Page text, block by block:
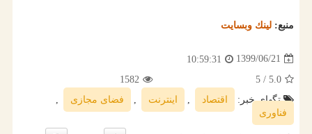
منبع: لینك وبسایت
1399/06/21
10:59:31
5.0
/ 5
1582
تگهای خبر:
اقتصاد , اینترنت , فضای مجازی
,
فناوری